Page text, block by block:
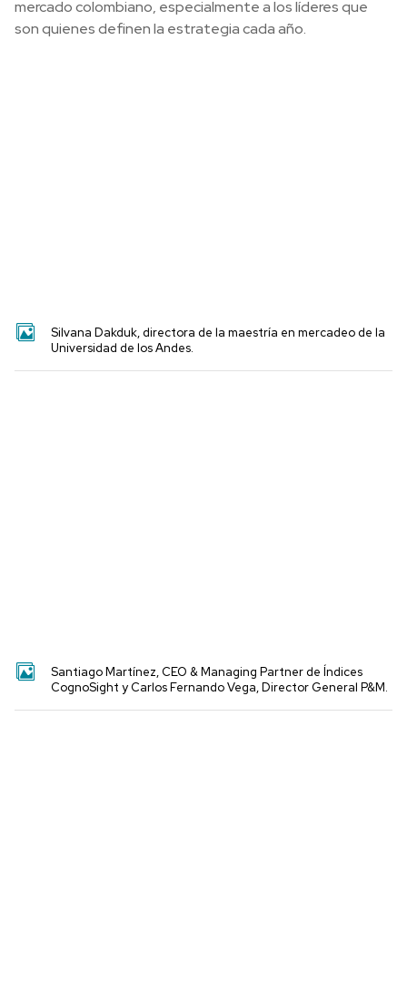
mercado colombiano, especialmente a los líderes que
son quienes definen la estrategia cada año.
Silvana Dakduk, directora de la maestría en mercadeo de la
Universidad de los Andes.
Santiago Martínez, CEO & Managing Partner de Índices
CognoSight y Carlos Fernando Vega, Director General P&M.